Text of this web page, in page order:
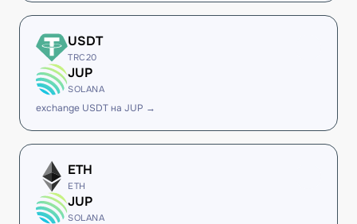
USDT
TRC20
JUP
SOLANA
exchange USDT на JUP →
ETH
ETH
JUP
SOLANA